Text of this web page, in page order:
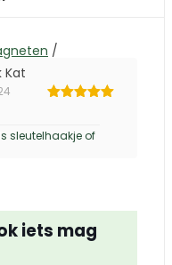
/
Kat
sleutelhaakje of
iets mag